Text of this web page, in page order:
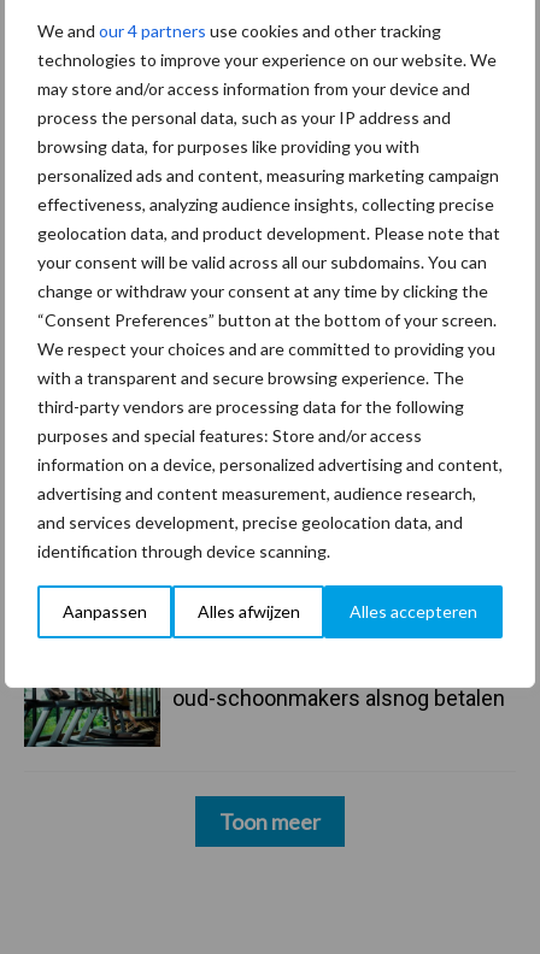
We and our 4 partners use cookies and other tracking
technologies to improve your experience on our website. We
may store and/or access information from your device and
process the personal data, such as your IP address and
browsing data, for purposes like providing you with
personalized ads and content, measuring marketing campaign
effectiveness, analyzing audience insights, collecting precise
geolocation data, and product development. Please note that
your consent will be valid across all our subdomains. You can
change or withdraw your consent at any time by clicking the
“Consent Preferences” button at the bottom of your screen.
We respect your choices and are committed to providing you
with a transparent and secure browsing experience. The
third-party vendors are processing data for the following
purposes and special features: Store and/or access
information on a device, personalized advertising and content,
advertising and content measurement, audience research,
and services development, precise geolocation data, and
identification through device scanning.
Aanpassen Alles afwijzen Alles accepteren
Primaire
Sidebar
Recent nieuws Partner nieuws
Hervorming flexibele
arbeidscontracten kent mitsen en
maren
29 dec
Freddy van de Ridder Cleaners:
“Glazenwassen zit in m’n bloed,
maar innoveren is mijn toekomst”
24 dec
Friendship Sports Centre maakt
vrienden voor het leven
23 dec
Business Apps: breng rust in de
schoonmaakchaos
oud-schoonmakers alsnog betalen
Toon meer